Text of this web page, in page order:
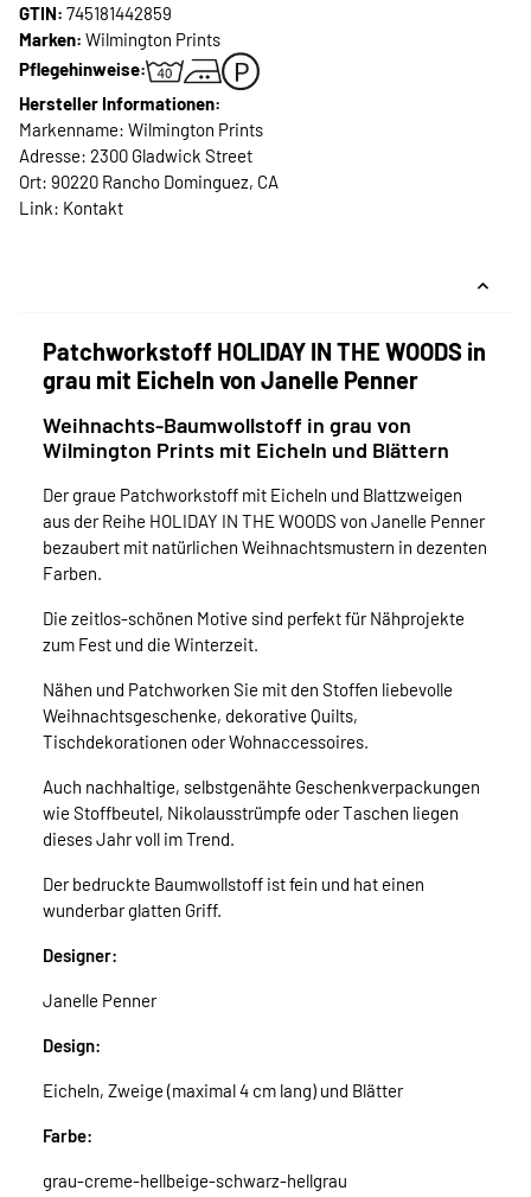
GTIN: 745181442859
Marken: Wilmington Prints
Pflegehinweise:
Hersteller Informationen:
Markenname: Wilmington Prints
Adresse: 2300 Gladwick Street
Ort: 90220 Rancho Dominguez, CA
Link: Kontakt
Patchworkstoff HOLIDAY IN THE WOODS in
grau mit Eicheln von Janelle Penner
Weihnachts-Baumwollstoff in grau von
Wilmington Prints mit Eicheln und Blättern
Der graue Patchworkstoff mit Eicheln und Blattzweigen
aus der Reihe HOLIDAY IN THE WOODS von Janelle Penner
bezaubert mit natürlichen Weihnachtsmustern in dezenten
Farben.
Die zeitlos-schönen Motive sind perfekt für Nähprojekte
zum Fest und die Winterzeit.
Nähen und Patchworken Sie mit den Stoffen liebevolle
Weihnachtsgeschenke, dekorative Quilts,
Tischdekorationen oder Wohnaccessoires.
Auch nachhaltige, selbstgenähte Geschenkverpackungen
wie Stoffbeutel, Nikolausstrümpfe oder Taschen liegen
dieses Jahr voll im Trend.
Der bedruckte Baumwollstoff ist fein und hat einen
wunderbar glatten Griff.
Designer:
Janelle Penner
Design:
Eicheln, Zweige (maximal 4 cm lang) und Blätter
Farbe:
grau-creme-hellbeige-schwarz-hellgrau